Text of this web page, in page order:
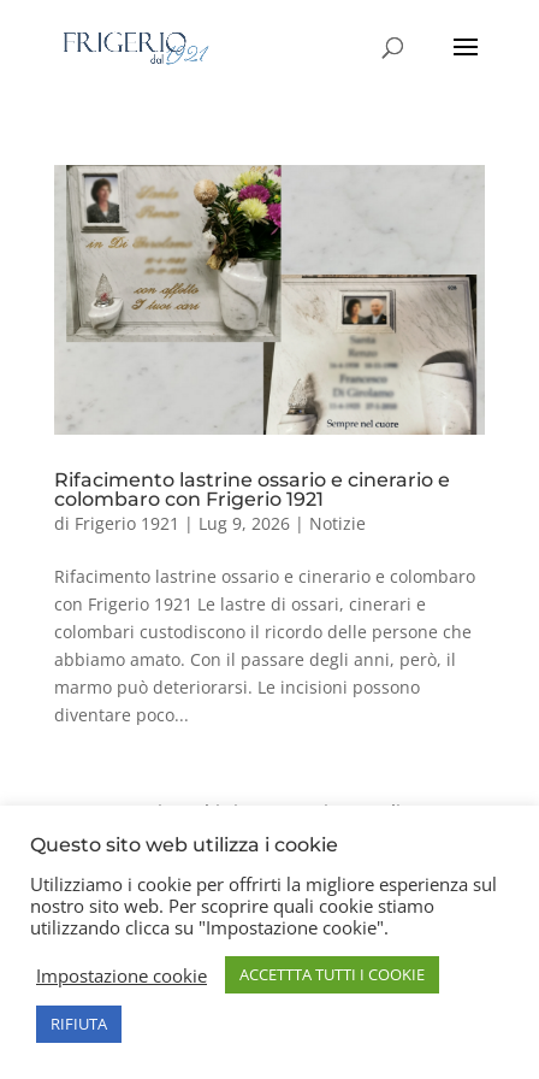
Rifacimento lastrine ossario e cinerario e
colombaro con Frigerio 1921
di Frigerio 1921 | Lug 9, 2026| Notizie
Rifacimento lastrine ossario e cinerario e colombaro
con Frigerio 1921 Le lastre di ossari, cinerari e
colombari custodiscono il ricordo delle persone che
abbiamo amato. Con il passare degli anni, però, il
marmo può deteriorarsi. Le incisioni possono
diventare poco...
Contatti Chi siamo Privacy Policy
Copyright 2026 © Frigerio Renzo Snc P.IVA
08003270157
Questo sito web utilizza i cookie
Utilizziamo i cookie per offrirti la migliore esperienza sul
nostro sito web. Per scoprire quali cookie stiamo
utilizzando clicca su "Impostazione cookie".
Impostazione cookie
ACCETTTA TUTTI I COOKIE
RIFIUTA